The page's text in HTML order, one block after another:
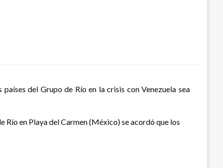
del Grupo de Río en la crisis con Venezuela sea
en Playa del Carmen (México) se acordó que los